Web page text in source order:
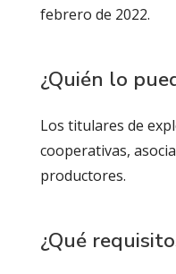
febrero de 2022.
¿Quién lo
Los titulares de
cooperativas,
productores.
¿Qué